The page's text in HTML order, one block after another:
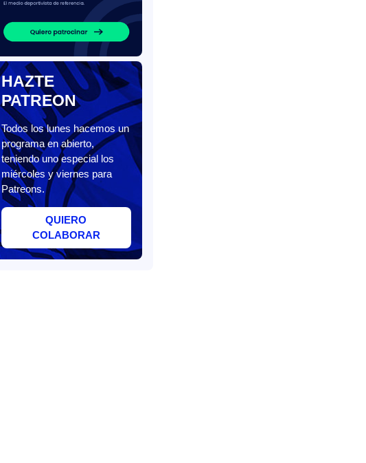
HAZTE
PATREON
Todos los lunes hacemos un
programa en abierto,
teniendo uno especial los
miércoles y viernes para
Patreons.
QUIERO
COLABORAR